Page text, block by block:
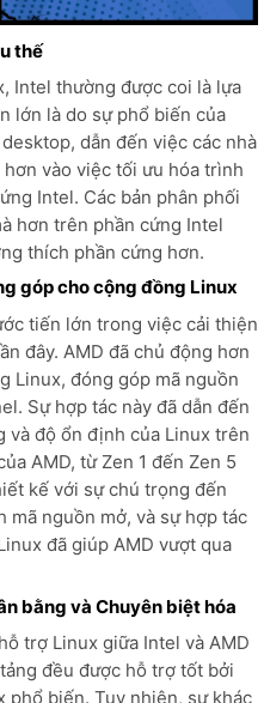
thế
Intel thường được coi là lựa
lớn là do sự phổ biến của
dẫn đến việc các nhà
vào việc tối ưu hóa trình
Intel. Các bản phân phối
hơn trên phần cứng Intel
thích phần cứng hơn.
góp cho cộng đồng Linux
tiến lớn trong việc cải thiện
đây. AMD đã chủ động hơn
Linux, đóng góp mã nguồn
Sự hợp tác này đã dẫn đến
và độ ổn định của Linux trên
AMD, từ Zen 1 đến Zen 5
kế với sự chú trọng đến
mã nguồn mở, và sự hợp tác
đã giúp AMD vượt qua
bằng và Chuyên biệt hóa
trợ Linux giữa Intel và AMD
đều được hỗ trợ tốt bởi
phổ biến. Tuy nhiên, sự khác